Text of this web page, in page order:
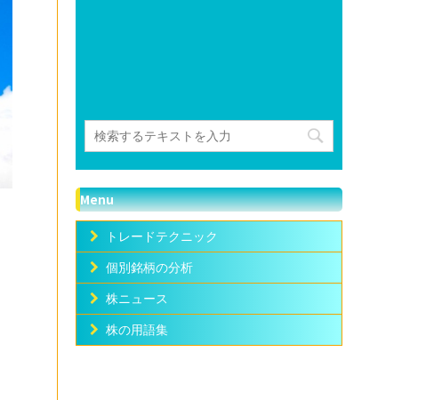
Menu
トレードテクニック
個別銘柄の分析
株ニュース
株の用語集